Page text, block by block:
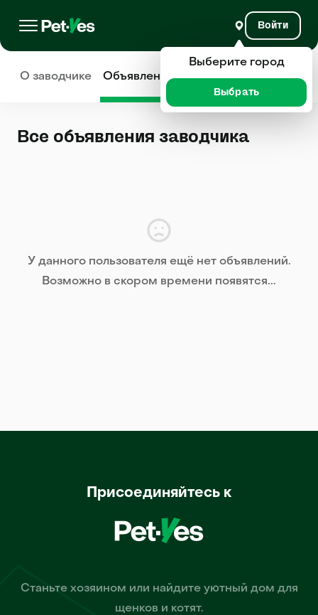
Войти
О заводчике Объявления Отзывы
Все объявления заводчика
У данного пользователя ещё нет объявлений.
Возможно в скором времени появятся...
Присоединяйтесь к
Станьте хозяином или найдите уютный дом для
щенков и котят.
Выберите город
Выбрать